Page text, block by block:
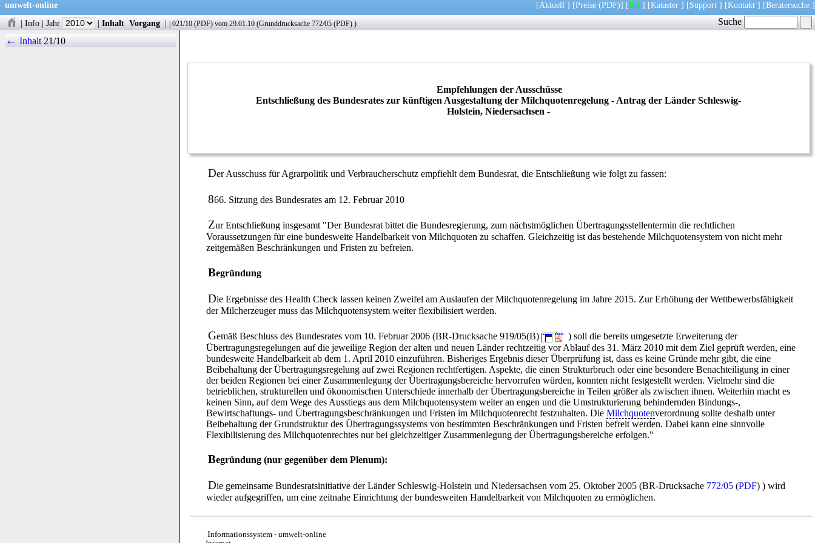
umwelt-online [Aktuell ] [Preise (PDF)] [BR ] [Kataster ] [Support ] [Kontakt ] [Beratersuche ]
| Info | Jahr | Inhalt Vorgang | 021/10 (PDF) vom 29.01.10 (Grunddrucksache 772/05 (PDF) )
Empfehlungen der Ausschüsse
Entschließung des Bundesrates zur künftigen Ausgestaltung der Milchquotenregelung - Antrag der Länder Schleswig-
Holstein, Niedersachsen -
Der Ausschuss für Agrarpolitik und Verbraucherschutz empfiehlt dem Bundesrat, die Entschließung wie folgt zu fassen:
866. Sitzung des Bundesrates am 12. Februar 2010
Zur Entschließung insgesamt "Der Bundesrat bittet die Bundesregierung, zum nächstmöglichen Übertragungsstellentermin die rechtlichen
Voraussetzungen für eine bundesweite Handelbarkeit von Milchquoten zu schaffen. Gleichzeitig ist das bestehende Milchquotensystem von nicht mehr
zeitgemäßen Beschränkungen und Fristen zu befreien.
Begründung
Die Ergebnisse des Health Check lassen keinen Zweifel am Auslaufen der Milchquotenregelung im Jahre 2015. Zur Erhöhung der Wettbewerbsfähigkeit
der Milcherzeuger muss das Milchquotensystem weiter flexibilisiert werden.
Gemäß Beschluss des Bundesrates vom 10. Februar 2006 (BR-Drucksache 919/05(B)
) soll die bereits umgesetzte Erweiterung der
Übertragungsregelungen auf die jeweilige Region der alten und neuen Länder rechtzeitig vor Ablauf des 31. März 2010 mit dem Ziel geprüft werden, eine
bundesweite Handelbarkeit ab dem 1. April 2010 einzuführen. Bisheriges Ergebnis dieser Überprüfung ist, dass es keine Gründe mehr gibt, die eine
Beibehaltung der Übertragungsregelung auf zwei Regionen rechtfertigen. Aspekte, die einen Strukturbruch oder eine besondere Benachteiligung in einer
der beiden Regionen bei einer Zusammenlegung der Übertragungsbereiche hervorrufen würden, konnten nicht festgestellt werden. Vielmehr sind die
betrieblichen, strukturellen und ökonomischen Unterschiede innerhalb der Übertragungsbereiche in Teilen größer als zwischen ihnen. Weiterhin macht es
keinen Sinn, auf dem Wege des Ausstiegs aus dem Milchquotensystem weiter an engen und die Umstrukturierung behindernden Bindungs-,
Bewirtschaftungs- und Übertragungsbeschränkungen und Fristen im Milchquotenrecht festzuhalten. DieMilchquotenverordnung sollte deshalb unter
Beibehaltung der Grundstruktur des Übertragungssystems von bestimmten Beschränkungen und Fristen befreit werden. Dabei kann eine sinnvolle
Flexibilisierung des Milchquotenrechtes nur bei gleichzeitiger Zusammenlegung der Übertragungsbereiche erfolgen."
Begründung (nur gegenüber dem Plenum):
Die gemeinsame Bundesratsinitiative der Länder Schleswig-Holstein und Niedersachsen vom 25. Oktober 2005 (BR-Drucksache 772/05 (PDF) ) wird
wieder aufgegriffen, um eine zeitnahe Einrichtung der bundesweiten Handelbarkeit von Milchquoten zu ermöglichen.
Informationssystem - umwelt-online
← Inhalt 21/10
Suche